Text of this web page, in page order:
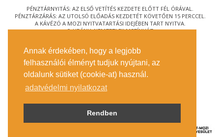
Annak érdekében, hogy a legjobb
felhasználói élményt tudjuk nyújtani, az
oldalunk sütiket (cookie-at) használ.
adatvédelmi nyilatkozat
Rendben
PÉNZTÁRNYITÁS: AZ ELSŐ VETÍTÉS KEZDETE ELŐTT FÉL ÓRÁVAL.
PÉNZTÁRZÁRÁS: AZ UTOLSÓ ELŐADÁS KEZDETÉT KÖVETŐEN 15 PERCCEL.
A KÁVÉZÓ A MOZI NYITVATARTÁSI IDEJÉBEN TART NYITVA.
© URÁNIA NEMZETI FILMSZÍNHÁZ
1088 BUDAPEST, RÁKÓCZI ÚT 21.
MEGKÖZELÍTÉS
JEGYINFORMÁCIÓ
ÍRJON NEKÜNK!
KÖZÉRDEKŰ ADATOK